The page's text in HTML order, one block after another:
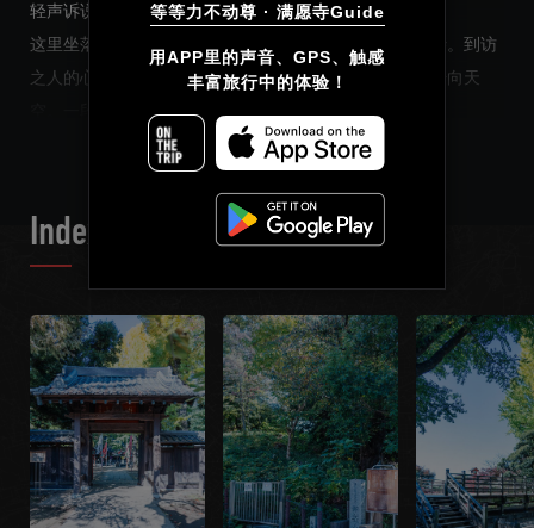
等等力不动尊 · 满愿寺Guide
用APP里的声音、GPS、触感
丰富旅行中的体验！
轻声诉说。
这里坐落着，静静承接众生祈愿的等等力不动尊与满愿寺。到访
之人的心愿与梦想在此交汇、相融，最终化作一道祈愿升向天
空。一段跨越时光的故事，镌刻在这片土地上。
梦境，是内心深处渴望的反映。本向导，不只是追溯历史足迹，
更想轻轻叩问你心底的声音。
请深吸一口气，静静聆听。透过瀑布的轰鸣声，你一定能听到昔
日的修行僧与武士们的回响，以及你自己内心那微小却真切的声
Index List
简体中文
Français